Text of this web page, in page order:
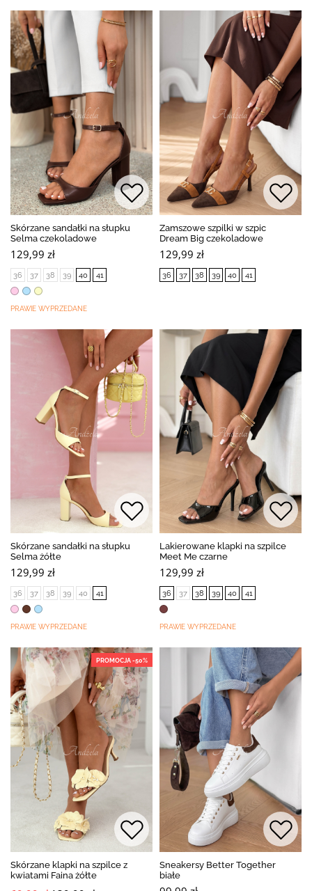
Skórzane sandałki na słupku
Selma czekoladowe
129,99 zł
36 37 38 39 40 41
PRAWIE WYPRZEDANE
Zamszowe szpilki w szpic
Dream Big czekoladowe
129,99 zł
36 37 38 39 40 41
Skórzane sandałki na słupku
Selma żółte
129,99 zł
36 37 38 39 40 41
PRAWIE WYPRZEDANE
Lakierowane klapki na szpilce
Meet Me czarne
129,99 zł
36 37 38 39 40 41
PRAWIE WYPRZEDANE
PROMOCJA -50%
Skórzane klapki na szpilce z
kwiatami Faina żółte
Sneakersy Better Together
białe